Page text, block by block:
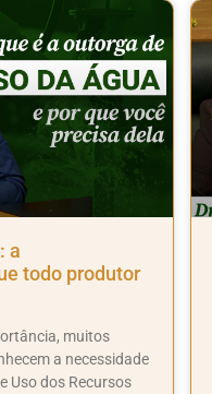
a
todo produtor
muitos
a necessidade
Uso dos Recursos